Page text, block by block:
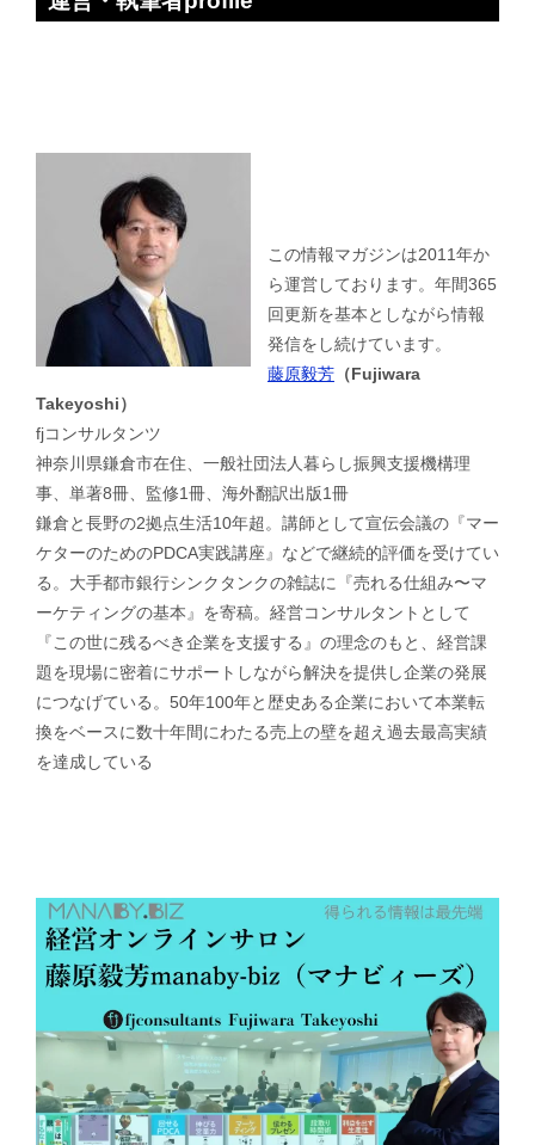
この情報マガジンは2011年か
ら運営しております。年間365
回更新を基本としながら情報
発信をし続けています。
藤原毅芳 （Fujiwara
Takeyoshi）
fjコンサルタンツ
神奈川県鎌倉市在住、一般社団法人暮らし振興支援機構理
事、単著8冊、監修1冊、海外翻訳出版1冊
鎌倉と長野の2拠点生活10年超。講師として宣伝会議の『マー
ケターのためのPDCA実践講座』などで継続的評価を受けてい
る。大手都市銀行シンクタンクの雑誌に『売れる仕組み〜マ
ーケティングの基本』を寄稿。経営コンサルタントとして
『この世に残るべき企業を支援する』の理念のもと、経営課
題を現場に密着にサポートしながら解決を提供し企業の発展
につなげている。50年100年と歴史ある企業において本業転
換をベースに数十年間にわたる売上の壁を超え過去最高実績
を達成している